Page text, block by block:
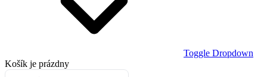
Toggle Dropdown
Košík je prázdny